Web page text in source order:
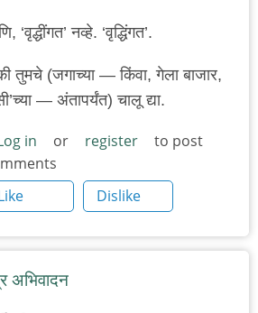
‘वृद्धींगत’ नव्हे. ‘वृद्धिंगत’.
तुमचे (जगाच्या — किंवा, गेला बाजार,
— अंतापर्यंत) चालू द्या.
in or register
to post
Dislike
अभिवादन